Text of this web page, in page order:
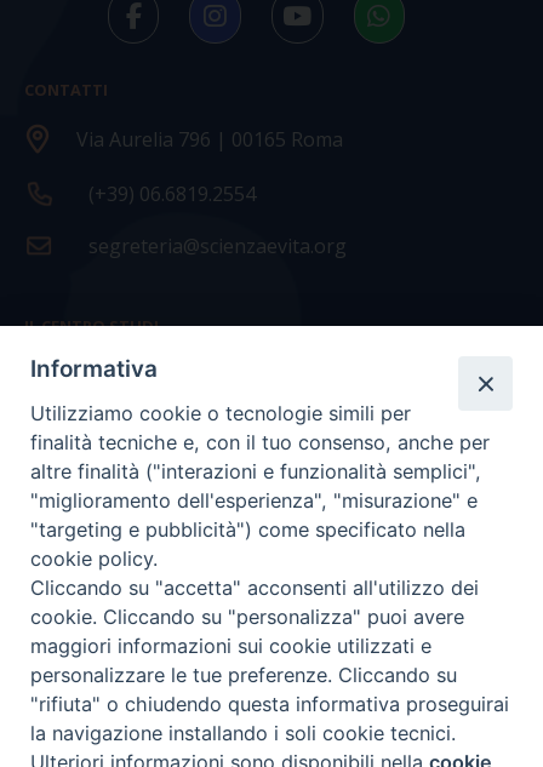
CONTATTI
Via Aurelia 796 | 00165 Roma
(+39) 06.6819.2554
segreteria@scienzaevita.org
IL CENTRO STUDI
La nostra storia
Statuto
Presidenza e ufficio presidenza
Consiglio scientifico
Coordinamento nazionale
COPYRIGHT Scienza & Vita - C.F96600690588- Tutti i
diritti -Privacy- Credits
Informativa
Utilizziamo cookie o tecnologie simili per
finalità tecniche e, con il tuo consenso, anche per
altre finalità ("interazioni e funzionalità semplici",
"miglioramento dell'esperienza", "misurazione" e
"targeting e pubblicità") come specificato nella
cookie policy.
Cliccando su "accetta" acconsenti all'utilizzo dei
cookie. Cliccando su "personalizza" puoi avere
maggiori informazioni sui cookie utilizzati e
personalizzare le tue preferenze. Cliccando su
"rifiuta" o chiudendo questa informativa proseguirai
la navigazione installando i soli cookie tecnici.